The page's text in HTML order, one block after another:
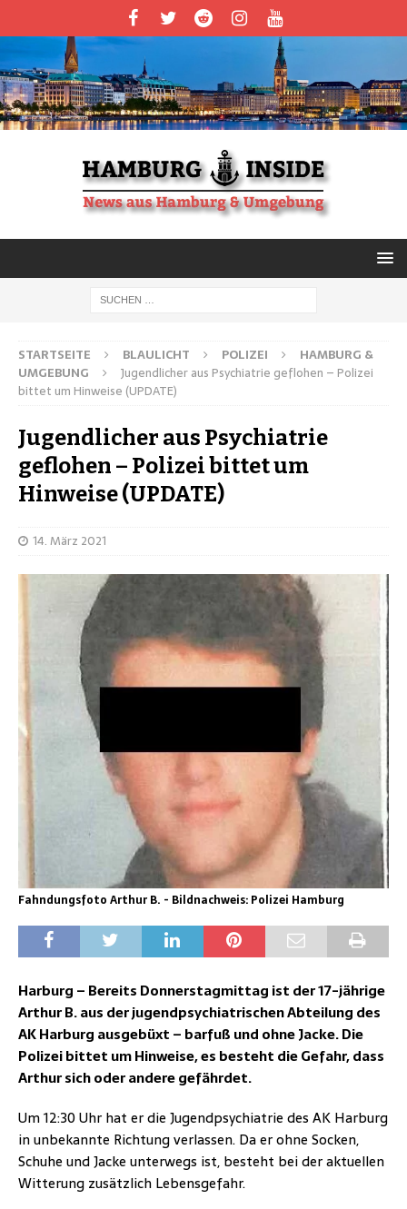
STARTSEITE BLAULICHT POLIZEI
HAMBURG &
UMGEBUNG
Jugendlicher aus Psychiatrie geflohen – Polizei
bittet um Hinweise (UPDATE)
Jugendlicher aus Psychiatrie
geflohen – Polizei bittet um
Hinweise (UPDATE)
14. März 2021
Fahndungsfoto Arthur B. - Bildnachweis: Polizei Hamburg
Harburg – Bereits Donnerstagmittag ist der 17-jährige
Arthur B. aus der jugendpsychiatrischen Abteilung des
AK Harburg ausgebüxt – barfuß und ohne Jacke. Die
Polizei bittet um Hinweise, es besteht die Gefahr, dass
Arthur sich oder andere gefährdet.
Um 12:30 Uhr hat er die Jugendpsychiatrie des AK Harburg
in unbekannte Richtung verlassen. Da er ohne Socken,
Schuhe und Jacke unterwegs ist, besteht bei der aktuellen
Witterung zusätzlich Lebensgefahr.